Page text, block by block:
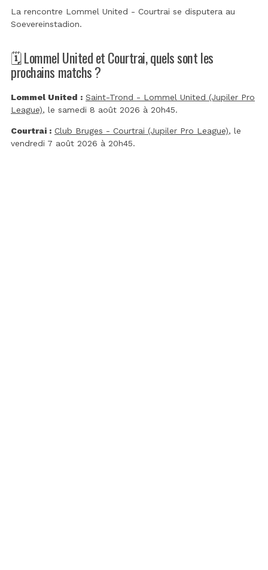
La rencontre Lommel United - Courtrai se disputera au
Soevereinstadion.
🗓️ Lommel United et Courtrai, quels sont les
prochains matchs ?
Lommel United : Saint-Trond - Lommel United (Jupiler Pro
League), le samedi 8 août 2026 à 20h45.
Courtrai : Club Bruges - Courtrai (Jupiler Pro League), le
vendredi 7 août 2026 à 20h45.